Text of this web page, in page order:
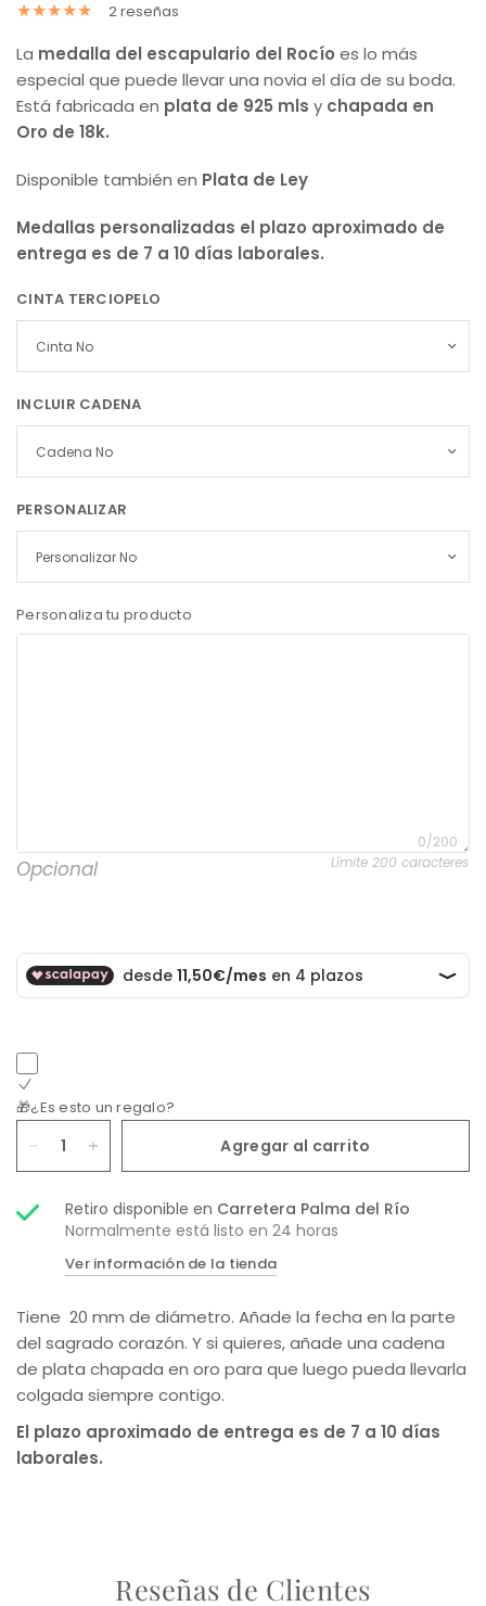
2 reseñas
La medalla del escapulario del Rocío es lo más
especial que puede llevar una novia el día de su boda.
Está fabricada en plata de 925 mlsy chapada en
Oro de 18k.
Disponible también en Plata de Ley
Medallas personalizadas el plazo aproximado de
entrega es de 7 a 10 días laborales.
CINTA TERCIOPELO
INCLUIR CADENA
PERSONALIZAR
Personaliza tu producto
0/200
Límite 200 caracteres
Opcional
🎁¿Es esto un regalo?
Agregar al carrito
Retiro disponible en Carretera Palma del Río
Normalmente está listo en 24 horas
Ver información de la tienda
Tiene 20 mm de diámetro. Añade la fecha en la parte
del sagrado corazón. Y si quieres, añade una cadena
de plata chapada en oro para que luego pueda llevarla
colgada siempre contigo.
El plazo aproximado de entrega es de 7 a 10 días
laborales.
Reseñas de Clientes